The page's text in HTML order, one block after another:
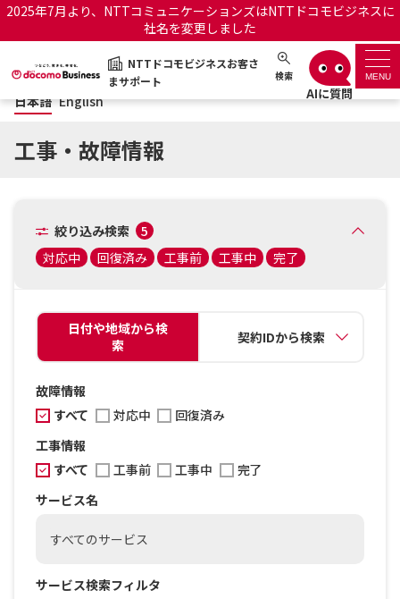
2025年7月より、NTTコミュニケーションズはNTTドコモビジネスに
社名を変更しました
NTTドコモビジネスお客さ
まサポート
検索 MENU
NTTドコモビジネスお客さまサポート 日本語 English
サポートトップ
サービス名から探す
お知らせ サポートサイトの使い方
OCNのお客さまはこちら
日本語 English
工事・故障情報
絞り込み検索
5
対応中
回復済み 工事前 工事中 完了
日付や地域から検
索
契約IDから検索
故障情報
すべて
対応中
回復済み
工事情報
すべて
工事前 工事中
完了
サービス名
すべてのサービス
サービス検索フィルタ